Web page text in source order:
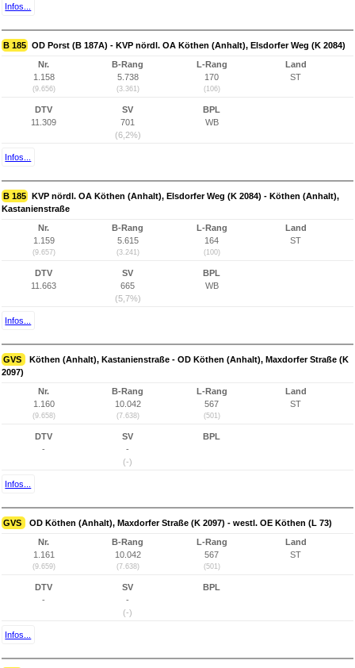
Infos...
B 185 OD Porst (B 187A) - KVP nördl. OA Köthen (Anhalt), Elsdorfer Weg (K 2084)
Nr.
1.158
(9.656)
B-Rang
5.738
(3.361)
L-Rang
170
(106)
Land
ST
DTV
11.309
SV
701
(6,2%)
BPL
WB
Infos...
B 185 KVP nördl. OA Köthen (Anhalt), Elsdorfer Weg (K 2084) - Köthen (Anhalt),
Kastanienstraße
Nr.
1.159
(9.657)
B-Rang
5.615
(3.241)
L-Rang
164
(100)
Land
ST
DTV
11.663
SV
665
(5,7%)
BPL
WB
Infos...
GVS
Köthen (Anhalt), Kastanienstraße - OD Köthen (Anhalt), Maxdorfer Straße (K
2097)
Nr.
1.160
(9.658)
B-Rang
10.042
(7.638)
L-Rang
567
(501)
Land
ST
DTV
-
SV
-
(-)
BPL
Infos...
GVS OD Köthen (Anhalt), Maxdorfer Straße (K 2097) - westl. OE Köthen (L 73)
Nr.
1.161
(9.659)
B-Rang
10.042
(7.638)
L-Rang
567
(501)
Land
ST
DTV
-
SV
-
(-)
BPL
Infos...